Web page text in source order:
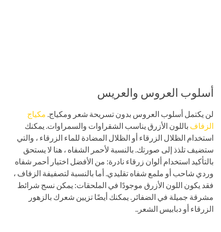
أسلوب العروس والعريس
لن يكتمل أسلوب العروس بدون تسريحة شعر ومكياج. مكياج
الزفاف باللون الأزرق يناسب الشقراوات والسمراوات. يمكنك
استخدام الظلال الزرقاء أو الظلال المضادة للماء الزرقاء ، والتي
ستضيف تلذذ إلى صورتك. بالنسبة لأحمر الشفاه ، هنا لا يستحق
بالتأكيد استخدام ألوان زرقاء نادرة: من الأفضل اختيار أحمر شفاه
وردي شاحب أو ملمع شفاه تقليدي. أما بالنسبة لتصفيفة الزفاف ،
فقد يكون اللون الأزرق موجودًا في الملحقات: يمكن نسج شرائط
مشرقة جميلة في الضفائر. يمكنك أيضًا تزيين شعرك بالزهور
الزرقاء أو دبابيس الشعر..